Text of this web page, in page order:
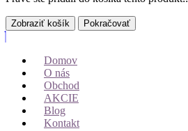
Zobraziť košík Pokračovať
Domov
O nás
Obchod
AKCIE
Blog
Kontakt